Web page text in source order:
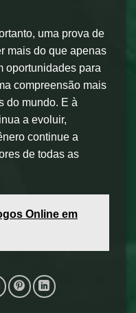
uma prova de
mais do que apenas
oportunidades para
compreensão mais
do mundo. E à
a evoluir,
continue a
de todas as
Online em